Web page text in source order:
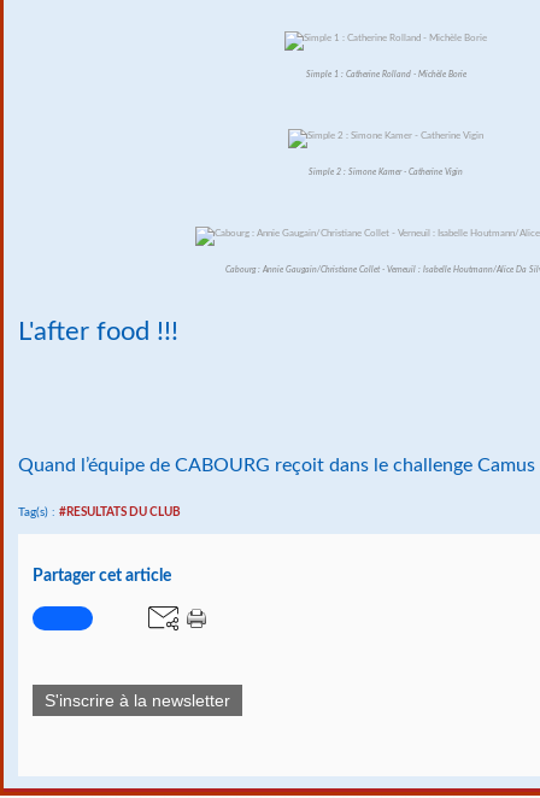
Simple 1 : Catherine Rolland - Michèle Borie
Simple 2 : Simone Kamer - Catherine Vigin
Cabourg : Annie Gaugain/Christiane Collet - Verneuil : Isabelle Houtmann/Alice Da
L'after food !!!
Quand l’équipe de CABOURG reçoit dans le challenge Camus
Tag(s) : #RESULTATS DU CLUB
Partager cet article
S'inscrire à la newsletter